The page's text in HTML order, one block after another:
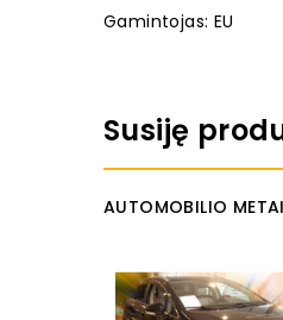
Gamintojas: EU
Susiję
AUTOMOBILIO